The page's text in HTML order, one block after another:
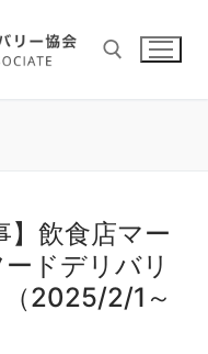
】飲食店マー
ドデリバリ
2025/2/1～